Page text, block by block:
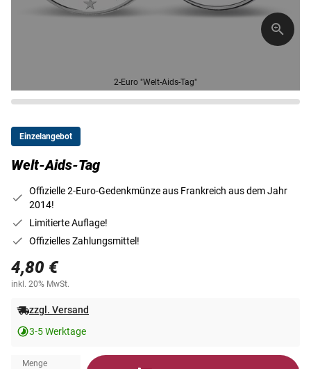
2-Euro "Welt-Aids-Tag"
Einzelangebot
Welt-Aids-Tag
Offizielle 2-Euro-Gedenkmünze aus Frankreich aus dem Jahr
2014!
Limitierte Auflage!
Offizielles Zahlungsmittel!
4,80 €
inkl. 20% MwSt.
zzgl. Versand
3-5 Werktage
Menge